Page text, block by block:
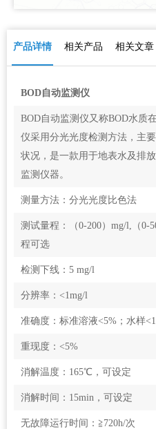
产品详情 相关产品 相关文章
BOD自动监测仪
BOD自动监测仪又称BOD水质
仪采用分光光度检测方法，主
状况，是一款用于地表水及排
监测仪器。
测量方法：分光光度比色法
测试量程：（0-200）mg/l,（0-
程可选
检测下线：5 mg/l
分辨率：<1mg/l
准确度：标准溶液<5%；水样
重现度：<5%
消解温度：165℃，可设定
消解时间：15min，可设定
无故障运行时间：≧720h/次